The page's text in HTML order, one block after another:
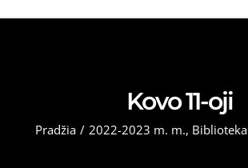
Kovo 11-oji
Pradžia / 2022-2023 m. m., Biblioteka